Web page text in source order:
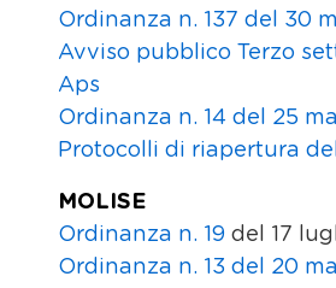
Ordinanza n. 137 del 30
Avviso pubblico Terzo
Aps
Ordinanza n. 14 del 25
Protocolli di riapertura
MOLISE
Ordinanza n. 19 del 17
Ordinanza n. 13 del 20